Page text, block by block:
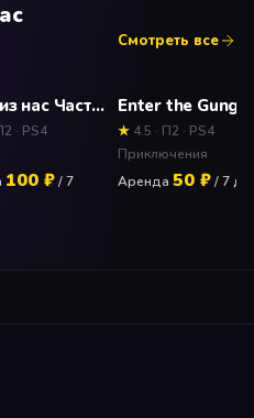
Смотреть все
Одни из нас Часть 2 (The Last of Us) Прокат и аренда игры 7 дней
· PS4
100 ₽/ 7
★ 4.5 · П2 · PS4
Приключения
Аренда 50 ₽/ 7